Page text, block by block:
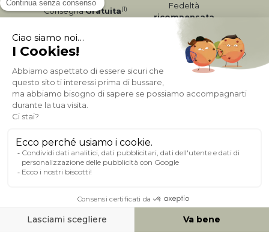
ConsegnaGratuita(1)
Fedeltà
ricompensata
Pagamento sicuro
A PROPOSITO DI MILIBOO
AIUTO & CONTATTO